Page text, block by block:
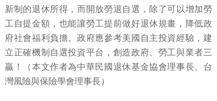
新制的退休所得，而開放勞退自選，除了可以增加勞
工自提金額，也能讓勞工提前做好退休規畫，降低政
府社會福利負擔。政府應參考美國自主投資經驗，建
立正確機制自選投資平台，創造政府、勞工與業者三
贏！（本文作者為中華民國退休基金協會理事長、台
灣風險與保險學會理事長）